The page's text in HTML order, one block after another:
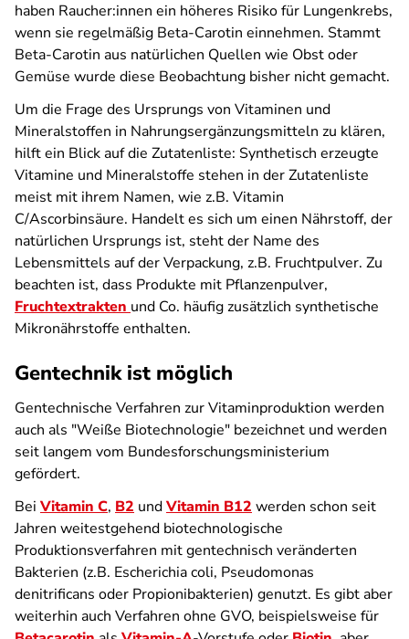
haben Raucher:innen ein höheres Risiko für Lungenkrebs,
wenn sie regelmäßig Beta-Carotin einnehmen. Stammt
Beta-Carotin aus natürlichen Quellen wie Obst oder
Gemüse wurde diese Beobachtung bisher nicht gemacht.
Um die Frage des Ursprungs von Vitaminen und
Mineralstoffen in Nahrungsergänzungsmitteln zu klären,
hilft ein Blick auf die Zutatenliste: Synthetisch erzeugte
Vitamine und Mineralstoffe stehen in der Zutatenliste
meist mit ihrem Namen, wie z.B. Vitamin
C/Ascorbinsäure. Handelt es sich um einen Nährstoff, der
natürlichen Ursprungs ist, steht der Name des
Lebensmittels auf der Verpackung, z.B. Fruchtpulver. Zu
beachten ist, dass Produkte mit Pflanzenpulver,
Fruchtextrakten und Co. häufig zusätzlich synthetische
Mikronährstoffe enthalten.
Gentechnik ist möglich
Gentechnische Verfahren zur Vitaminproduktion werden
auch als "Weiße Biotechnologie" bezeichnet und werden
seit langem vom Bundesforschungsministerium
gefördert.
Bei Vitamin C, B2 undVitamin B12 werden schon seit
Jahren weitestgehend biotechnologische
Produktionsverfahren mit gentechnisch veränderten
Bakterien (z.B. Escherichia coli, Pseudomonas
denitrificans oder Propionibakterien) genutzt. Es gibt aber
weiterhin auch Verfahren ohne GVO, beispielsweise für